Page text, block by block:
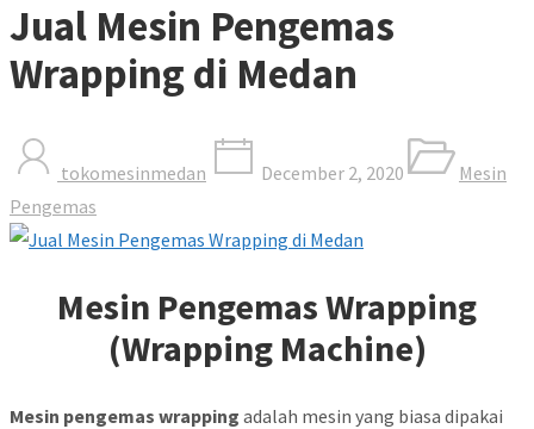
Jual Mesin Pengemas
Wrapping di Medan
tokomesinmedan December 2, 2020
Mesin
Pengemas
Mesin Pengemas Wrapping
(Wrapping Machine)
Mesin pengemas wrapping adalah mesin yang biasa dipakai